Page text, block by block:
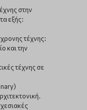
στην
εξής:
τέχνης:
και την
τέχνης σε